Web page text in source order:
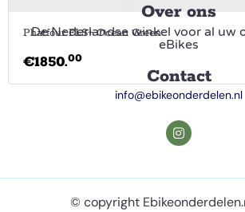
Phatfour FLS+ Ocean Green
€1850.00
Over ons
De Nederlandse winkel voor al uw
eBikes
Contact
info@ebikeonderdelen.nl
© copyright